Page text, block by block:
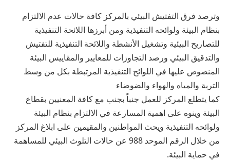
وترصد فرق التفتيش البيئي بالمركز كافة حالات عدم الالتزام
بنظام البيئة ولوائحه التنفيذية ومن أبرزها اللائحة التنفيذية
للتصاريح البيئية وتشغيل الأنشطة واللائحة التنفيذية للتفتيش
والتدقيق البيئي ورصد التجاوزات للمعايير والمقاييس البيئة
المنصوص عليها في اللوائح التنفيذية المرتبطة بكل من وسط
التربة والمياه والهواء والضوضاء
كما يتطلع المركز للعمل جنباً بجنب مع كافة المعنيين بقطاع
البيئة وينوه على اهمية المسارعة في الالتزام بنظام البيئة
ولوائحه التنفيذية ويحث المواطنين والمقيمين على ابلاغ المركز
من خلال الرقم الموحد 988 عن حالات التلوث البيئي للمساهمة
في حماية البيئة.